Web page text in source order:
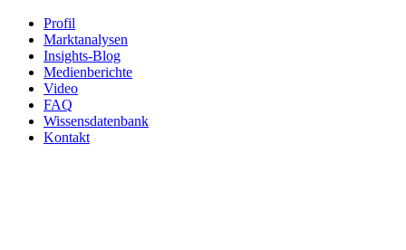
Profil
Marktanalysen
Insights-Blog
Medienberichte
Video
FAQ
Wissensdatenbank
Kontakt